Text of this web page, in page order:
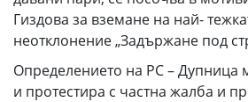
Гиздова за вземане на най-
неотклонение „Задържане под
Определението на РС – Дупница
и протестира с частна жалба и